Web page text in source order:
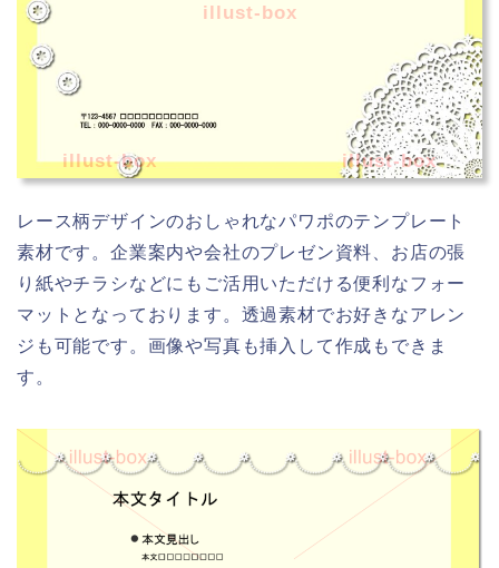
illust-box
illust-box illust-box
レース柄デザインのおしゃれなパワポのテンプレート
素材です。企業案内や会社のプレゼン資料、お店の張
り紙やチラシなどにもご活用いただける便利なフォー
マットとなっております。透過素材でお好きなアレン
ジも可能です。画像や写真も挿入して作成もできま
す。